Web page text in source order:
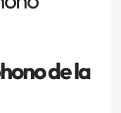
de la